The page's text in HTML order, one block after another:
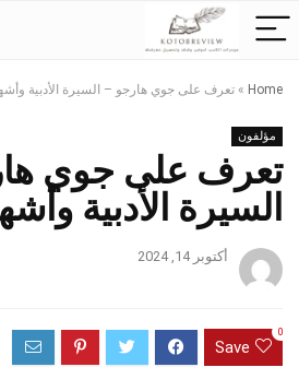
Home
» تعرف على جوي هارجو – السيرة الأدبية
مؤلفون
تعرف على جوي
السيرة الأدبية
أكتوبر 14, 2024
Save
0